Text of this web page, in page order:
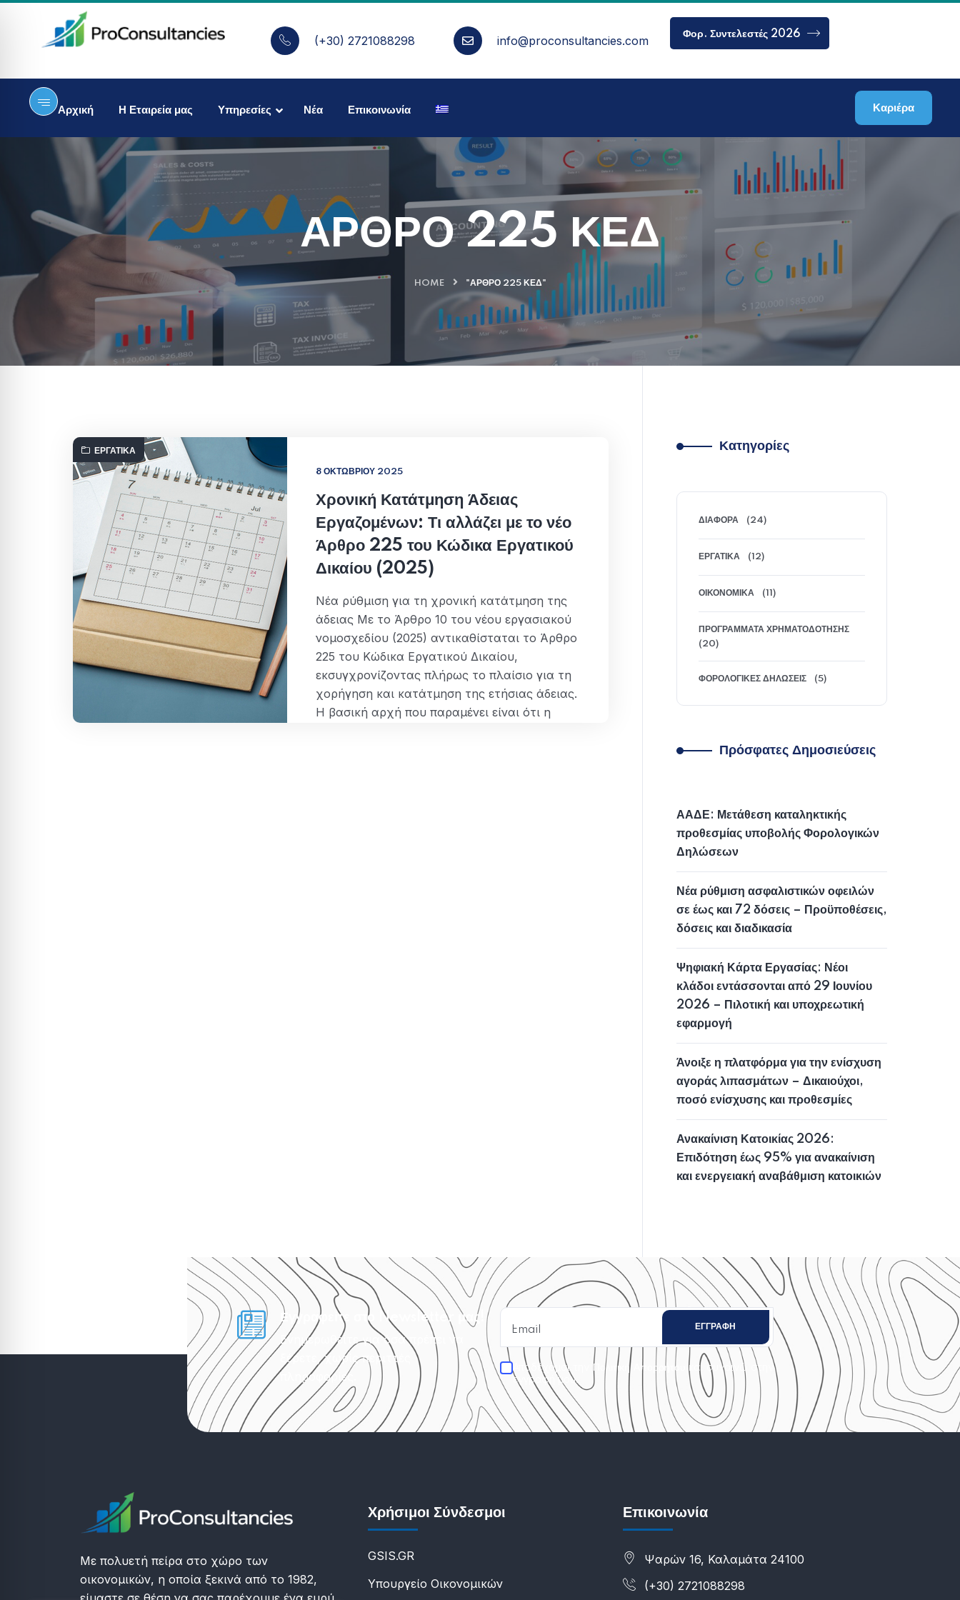
(+30) 2721088298 info@proconsultancies.com Φορ. Συντελεστές 2026
Αρχική Η Εταιρεία μας Υπηρεσίες Νέα Επικοινωνία Καριέρα
ΑΡΘΡΟ 225 ΚΕΔ
HOME "ΑΡΘΡΟ 225 ΚΕΔ"
ΕΡΓΑΤΙΚΆ
8 ΟΚΤΩΒΡΊΟΥ 2025
Χρονική Κατάτμηση Άδειας
Εργαζομένων: Τι αλλάζει με το νέο
Άρθρο 225 του Κώδικα Εργατικού
Δικαίου (2025)
Νέα ρύθμιση για τη χρονική κατάτμηση της
άδειας Με το Άρθρο 10 του νέου εργασιακού
νομοσχεδίου (2025) αντικαθίσταται το Άρθρο
225 του Κώδικα Εργατικού Δικαίου,
εκσυγχρονίζοντας πλήρως το πλαίσιο για τη
χορήγηση και κατάτμηση της ετήσιας άδειας.
Η βασική αρχή που παραμένει είναι ότι η
Κατηγορίες
ΔΙΆΦΟΡΑ (24)
ΕΡΓΑΤΙΚΆ (12)
ΟΙΚΟΝΟΜΙΚΆ (11)
ΠΡΟΓΡΆΜΜΑΤΑ ΧΡΗΜΑΤΟΔΌΤΗΣΗΣ
(20)
ΦΟΡΟΛΟΓΙΚΈΣ ΔΗΛΏΣΕΙΣ (5)
Πρόσφατες Δημοσιεύσεις
ΑΑΔΕ: Μετάθεση καταληκτικής
προθεσμίας υποβολής Φορολογικών
Δηλώσεων
Νέα ρύθμιση ασφαλιστικών οφειλών
σε έως και 72 δόσεις – Προϋποθέσεις,
δόσεις και διαδικασία
Ψηφιακή Κάρτα Εργασίας: Νέοι
κλάδοι εντάσσονται από 29 Ιουνίου
2026 – Πιλοτική και υποχρεωτική
εφαρμογή
Άνοιξε η πλατφόρμα για την ενίσχυση
αγοράς λιπασμάτων – Δικαιούχοι,
ποσό ενίσχυσης και προθεσμίες
Ανακαίνιση Κατοικίας 2026:
Επιδότηση έως 95% για ανακαίνιση
και ενεργειακή αναβάθμιση κατοικιών
Εγγραφείτε στο Newsletter μας!
Ενημερωθείτε για όσα πρέπει να
ξέρετε, χωρίς περιττές
πληροφορίες.
Αποδέχομαι την Πολιτική Απορρήτου
και συναινώ στην
εγγραφή μου.
Με πολυετή πείρα στο χώρο των
οικονομικών, η οποία ξεκινά από το 1982,
Χρήσιμοι Σύνδεσμοι
GSIS.GR
Υπουργείο Οικονομικών
Επικοινωνία
Ψαρών 16, Καλαμάτα 24100
(+30) 2721088298